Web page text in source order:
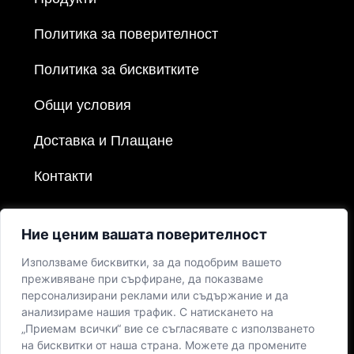
Ние ценим вашата поверителност
Използваме бисквитки, за да подобрим вашето
преживяване при сърфиране, да показваме
персонализирани реклами или съдържание и да
анализираме нашия трафик. С натискането на
„Приемам всички“ вие се съгласявате с използването
на бисквитки от наша страна. Можете да промените
Политика за поверителност
Политика за бисквитките
Общи условия
Доставка и Плащане
Контакти